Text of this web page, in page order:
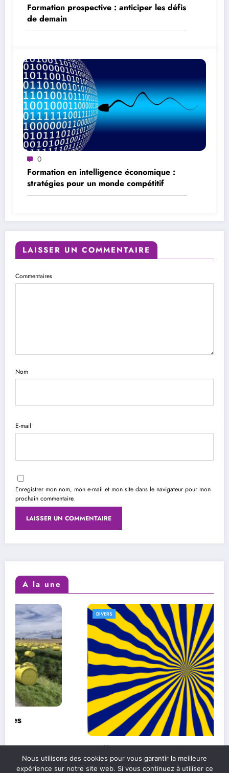
Formation prospective : anticiper les défis
de demain
0
Formation en intelligence économique :
stratégies pour un monde compétitif
LAISSER UN COMMENTAIRE
Commentaires
Nom
E-mail
Enregistrer mon nom, mon e-mail et mon site dans le navigateur pour mon
prochain commentaire.
A la une
DIVERS
L’efficacité au quotidien : comment
l’améliorer dans sa vie personnelle et
Nous utilisons des cookies pour vous garantir la meilleure
expérience sur notre site web. Si vous continuez à utiliser ce